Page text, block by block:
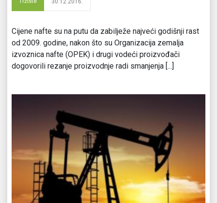
30.12.2016.
Cijene nafte su na putu da zabilježe najveći godišnji rast
od 2009. godine, nakon što su Organizacija zemalja
izvoznica nafte (OPEK) i drugi vodeći proizvođači
dogovorili rezanje proizvodnje radi smanjenja [...]